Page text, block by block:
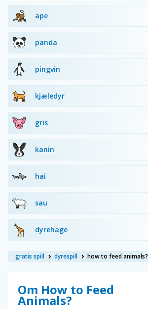
ape
panda
pingvin
kjæledyr
gris
kanin
hai
sau
dyrehage
gratis spill dyrespill how to feed animals?
Om How to Feed
Animals?